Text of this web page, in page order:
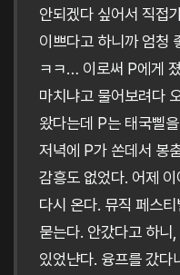
안되겠다 싶어서 직접
이쁘다고 하니까 엄청
ㅋㅋ… 이로써 P에게
마치냐고 물어보려다
왔다는데 P는 태국삘
저녁에 P가 쏜데서 봉
감흥도 없었다. 어제
다시 온다. 뮤직 페스
묻는다. 안갔다고 하니
있었냔다. 융프를 갔다